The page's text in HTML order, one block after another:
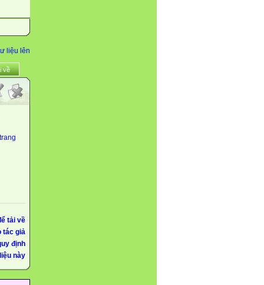
liệu lên
về
trang
tải về
tác giả
định
này